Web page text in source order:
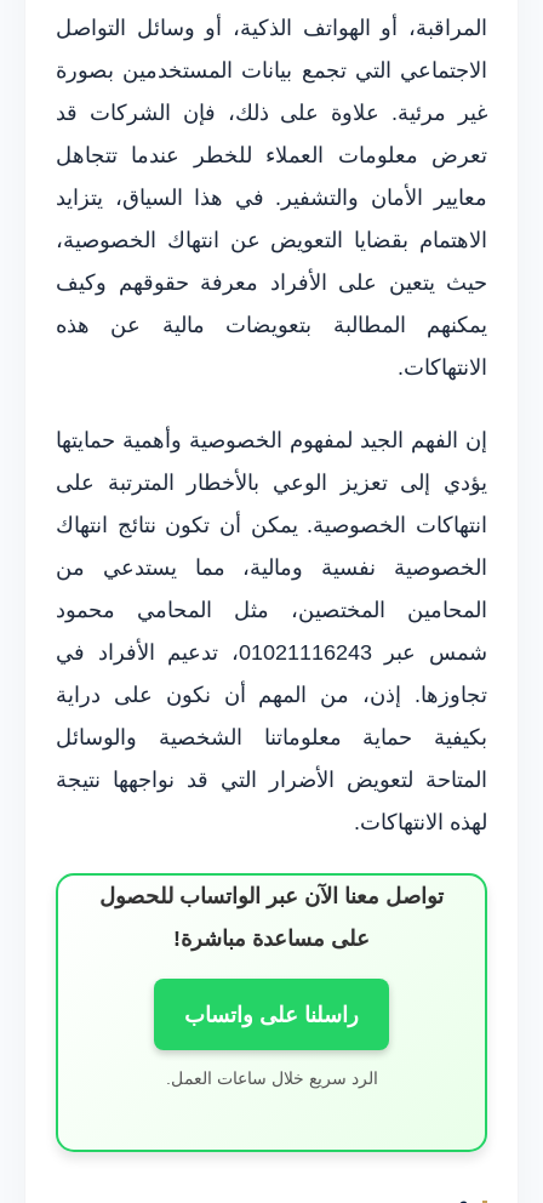
المراقبة، أو الهواتف الذكية، أو وسائل التواصل
الاجتماعي التي تجمع بيانات المستخدمين بصورة
غير مرئية. علاوة على ذلك، فإن الشركات قد
تعرض معلومات العملاء للخطر عندما تتجاهل
معايير الأمان والتشفير. في هذا السياق، يتزايد
الاهتمام بقضايا التعويض عن انتهاك الخصوصية،
حيث يتعين على الأفراد معرفة حقوقهم وكيف
يمكنهم المطالبة بتعويضات مالية عن هذه
الانتهاكات.
إن الفهم الجيد لمفهوم الخصوصية وأهمية حمايتها
يؤدي إلى تعزيز الوعي بالأخطار المترتبة على
انتهاكات الخصوصية. يمكن أن تكون نتائج انتهاك
الخصوصية نفسية ومالية، مما يستدعي من
المحامين المختصين، مثل المحامي محمود
شمس عبر 01021116243، تدعيم الأفراد في
تجاوزها. إذن، من المهم أن نكون على دراية
بكيفية حماية معلوماتنا الشخصية والوسائل
المتاحة لتعويض الأضرار التي قد نواجهها نتيجة
لهذه الانتهاكات.
تواصل معنا الآن عبر الواتساب للحصول
على مساعدة مباشرة!
راسلنا على واتساب
الرد سريع خلال ساعات العمل.